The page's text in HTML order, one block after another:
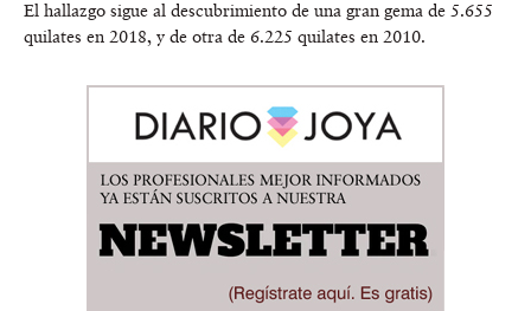
El hallazgo sigue al descubrimiento de una gran gema de 5.655
quilates en 2018, y de otra de 6.225 quilates en 2010.